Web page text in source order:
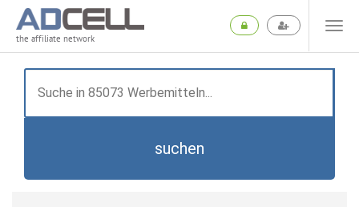
the affiliate network
suchen